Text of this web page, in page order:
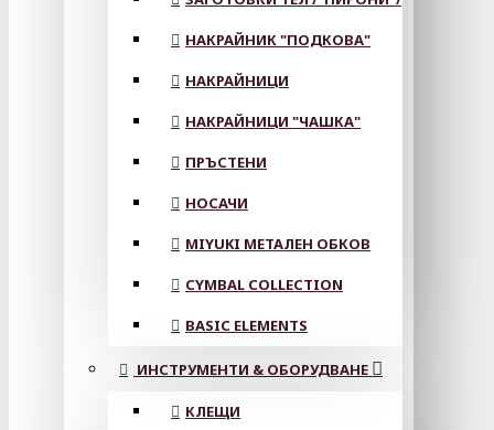
НАКРАЙНИК "ПОДКОВА"
НАКРАЙНИЦИ
НАКРАЙНИЦИ "ЧАШКА"
ПРЪСТЕНИ
НОСАЧИ
MIYUKI МЕТАЛЕН ОБКОВ
CYMBAL COLLECTION
BASIC ELEMENTS
ИНСТРУМЕНТИ & ОБОРУДВАНЕ
КЛЕЩИ